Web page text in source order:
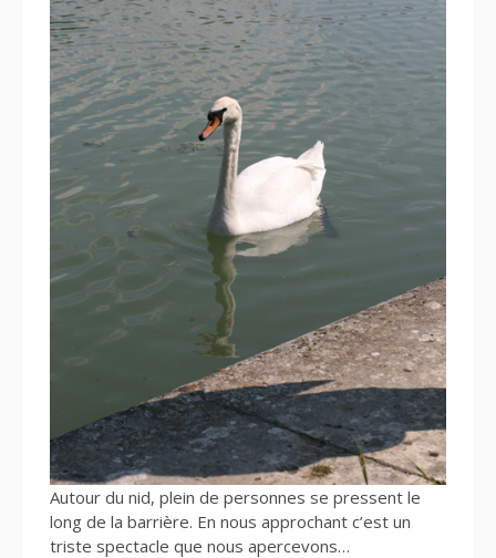
Autour du nid, plein de personnes se pressent le
long de la barrière. En nous approchant c’est un
triste spectacle que nous apercevons…